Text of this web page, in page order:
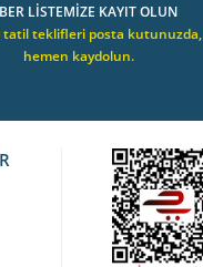
LİSTEMİZE KAYIT OLUN
tatil teklifleri posta kutunuzda,
hemen kaydolun.